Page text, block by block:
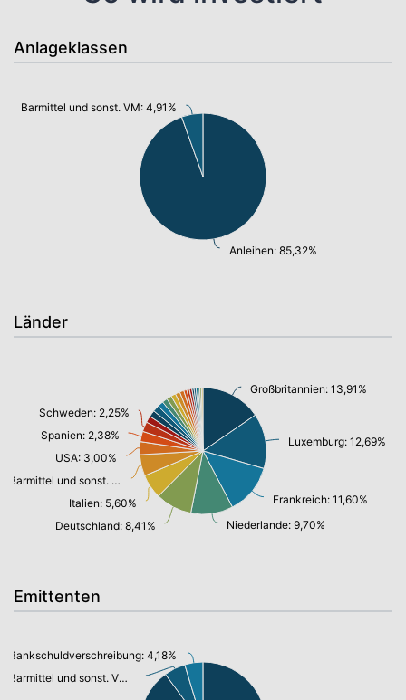
Anlageklassen
Anleihen: 85,32%
Barmittel und sonst. VM: 4,91%
Länder
Großbritannien: 13,91%
Luxemburg: 12,69%
Frankreich: 11,60%
Niederlande: 9,70%
Deutschland: 8,41%
Italien: 5,60%
Barmittel und sonst. VM: 4,91%
USA: 3,00%
Spanien: 2,38%
Schweden: 2,25%
Emittenten
Barmittel und sonst. VM: 4,91%
Bankschuldverschreibung: 4,18%